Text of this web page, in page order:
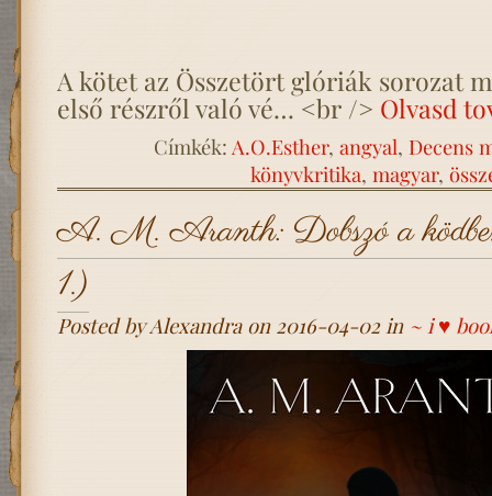
A kötet az Összetört glóriák sorozat
első részről való vé… <br /> Olvasd
Címkék: A.O.Esther, angyal, Decens
könyvkritika, magyar,
A. M. Aranth: Dobszó a
1.)
Posted by Alexandra on 2016-04-02 in ~ i ♥